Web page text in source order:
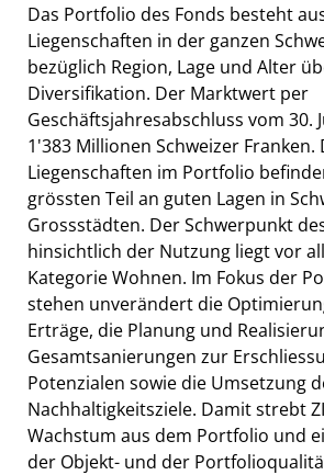
Das Portfolio des Fonds besteht
Liegenschaften in der ganzen
bezüglich Region, Lage und Alter
Diversifikation. Der Marktwert per
Geschäftsjahresabschluss vom 30.
1'383 Millionen Schweizer Franken.
Liegenschaften im Portfolio
grössten Teil an guten Lagen in
Grossstädten. Der Schwerpunkt
hinsichtlich der Nutzung liegt vor
Kategorie Wohnen. Im Fokus der
stehen unverändert die
Erträge, die Planung und
Gesamtsanierungen zur
Potenzialen sowie die Umsetzung
Nachhaltigkeitsziele. Damit strebt
Wachstum aus dem Portfolio und
der Objekt- und der